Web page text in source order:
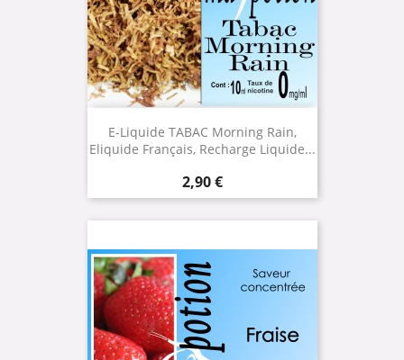
E-Liquide TABAC Morning Rain,
Eliquide Français, Recharge Liquide...
Prix
2,90 €